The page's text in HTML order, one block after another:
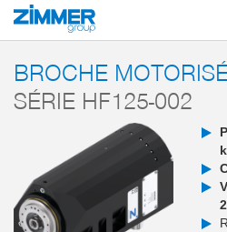
Démarrage Produits
BROCHE
SÉRIE HF125-002